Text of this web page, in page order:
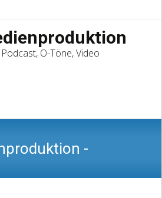
O-Töne, Video
-